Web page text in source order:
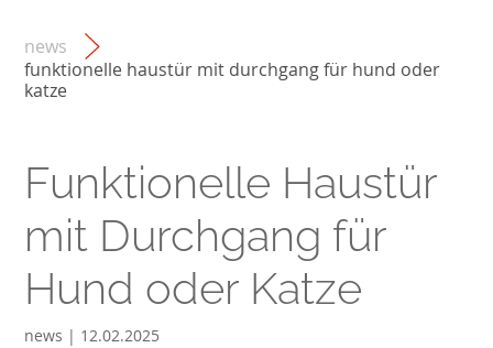
news
funktionelle haustür mit durchgang für hund oder
katze
Funktionelle Haustür
mit Durchgang für
Hund oder Katze
news | 12.02.2025